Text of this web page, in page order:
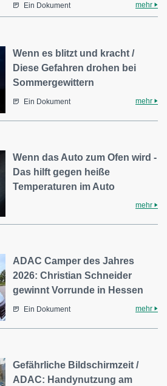
Ein Dokument mehr
Wenn es blitzt und kracht /
Diese Gefahren drohen bei
Sommergewittern
Ein Dokument mehr
Wenn das Auto zum Ofen wird -
Das hilft gegen heiße
Temperaturen im Auto
mehr
ADAC Camper des Jahres
2026: Christian Schneider
gewinnt Vorrunde in Hessen
Ein Dokument mehr
Gefährliche Bildschirmzeit /
ADAC: Handynutzung am